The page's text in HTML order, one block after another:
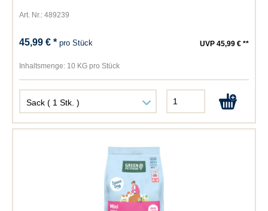
Art. Nr.: 489239
45,99 € *pro Stück UVP 45,99 € **
Inhaltsmenge: 10 KG pro Stück